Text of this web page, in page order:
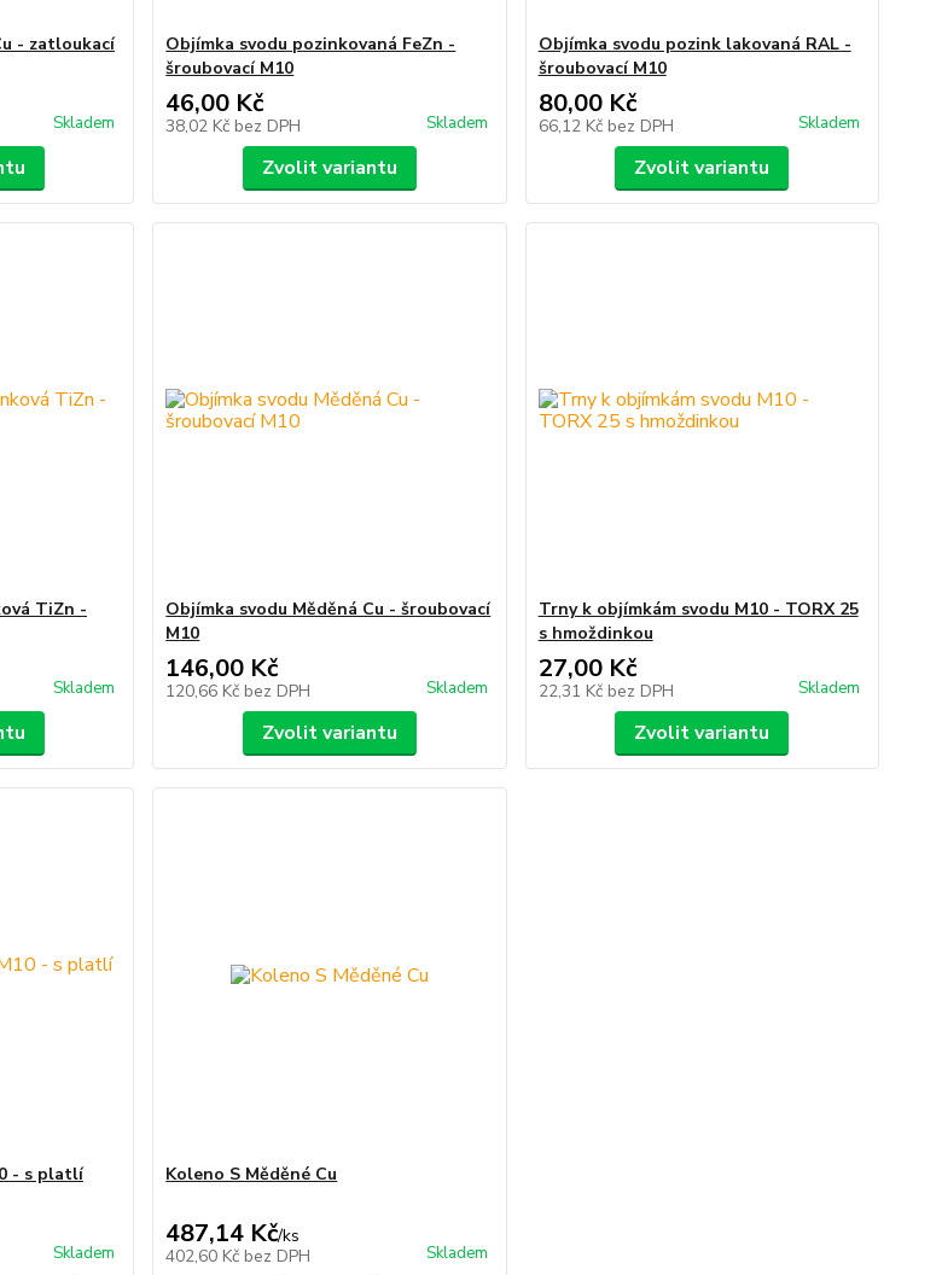
- zatloukací
Skladem
Objímka svodu pozinkovaná FeZn -
šroubovací M10
46,00 Kč
38,02 Kč bez DPH Skladem
Zvolit variantu
Objímka svodu pozink lakovaná RAL -
šroubovací M10
80,00 Kč
66,12 Kč bez DPH Skladem
Zvolit variantu
TiZn -
Skladem
Objímka svodu Měděná Cu - šroubovací
M10
146,00 Kč
120,66 Kč bez DPH Skladem
Zvolit variantu
Trny k objímkám svodu M10 - TORX 25
s hmoždinkou
27,00 Kč
22,31 Kč bez DPH Skladem
Zvolit variantu
- s platlí
Skladem
Koleno S Měděné Cu
487,14 Kč/ks
402,60 Kč bez DPH Skladem